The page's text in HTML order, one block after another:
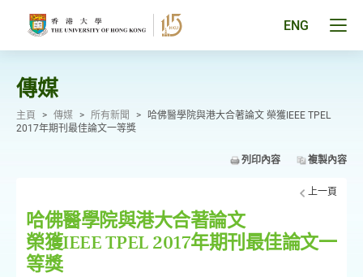
ENG
傳媒
主頁 > 傳媒 > 所有新聞 >
哈佛醫學院與港大合著論文 榮獲IEEE TPEL
2017年期刊最佳論文一等獎
列印內容 複製內容
上一頁
哈佛醫學院與港大合著論文
榮獲IEEE TPEL 2017年期刊最佳論文一
等獎